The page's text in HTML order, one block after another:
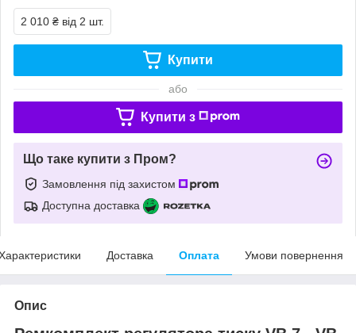
2 010 ₴ від 2 шт.
Купити
або
Купити з
Що таке купити з Пром?
Замовлення під захистом
Доступна доставка
Доставка Оплата Умови повернення
Опис